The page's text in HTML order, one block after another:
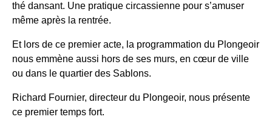
thé dansant. Une pratique circassienne pour s’amuser
même après la rentrée.
Et lors de ce premier acte, la programmation du Plongeoir
nous emmène aussi hors de ses murs, en cœur de ville
ou dans le quartier des Sablons.
Richard Fournier, directeur du Plongeoir, nous présente
ce premier temps fort.